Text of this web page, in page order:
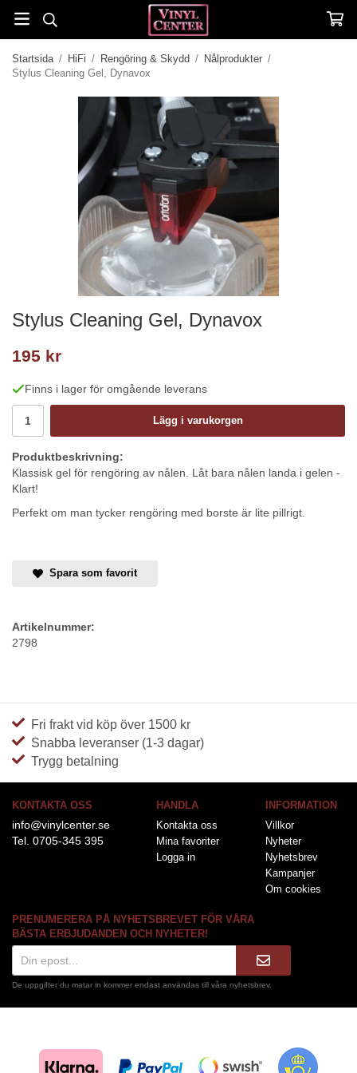
Startsida / HiFi / Rengöring & Skydd / Nålprodukter /
Stylus Cleaning Gel, Dynavox
Stylus Cleaning Gel, Dynavox
195 kr
Finns i lager för omgående leverans
Lägg i varukorgen
Produktbeskrivning:
Klassisk gel för rengöring av nålen. Låt bara nålen landa i gelen -
Klart!
Perfekt om man tycker rengöring med borste är lite pillrigt.
Spara som favorit
Artikelnummer:
2798
Fri frakt vid köp över 1500 kr
Snabba leveranser (1-3 dagar)
Trygg betalning
KONTAKTA OSS
info@vinylcenter.se
Tel. 0705-345 395
HANDLA
Kontakta oss
Mina favoriter
Logga in
INFORMATION
Villkor
Nyheter
Nyhetsbrev
Kampanjer
Om cookies
PRENUMERERA PÅ NYHETSBREVET FÖR VÅRA
BÄSTA ERBJUDANDEN OCH NYHETER!
De uppgifter du matar in kommer endast användas till våra nyhetsbrev.